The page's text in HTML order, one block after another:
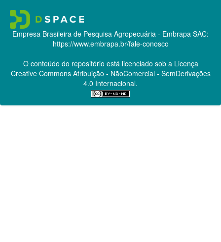
Empresa Brasileira de Pesquisa Agropecuária - Embrapa SAC:
https://www.embrapa.br/fale-conosco
O conteúdo do repositório está licenciado sob a Licença
Creative CommonsAtribuição - NãoComercial - SemDerivações
4.0 Internacional.